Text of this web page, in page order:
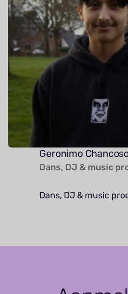
Geronimo
Dans, DJ & music
Dans, DJ & music